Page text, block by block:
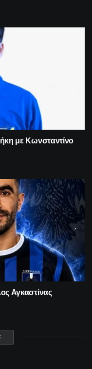
με Κωνσταντίνο
Αγκαστίνας